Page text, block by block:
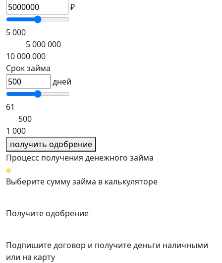
₽
5 000
5 000 000
10 000 000
Срок займа
дней
61
500
1 000
получить одобрение
Процесс получения денежного займа
Выберите сумму займа в калькуляторе
Получите одобрение
Подпишите договор и получите деньги наличными
или на карту